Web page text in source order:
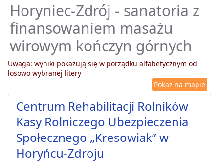
Horyniec-Zdrój - sanatoria z
finansowaniem masażu
wirowym kończyn górnych
Uwaga: wyniki pokazują się w porządku alfabetycznym od
losowo wybranej litery
Pokaż na mapie
Centrum Rehabilitacji Rolników
Kasy Rolniczego Ubezpieczenia
Społecznego „Kresowiak” w
Horyńcu-Zdroju